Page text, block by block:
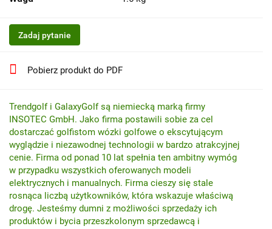
Zadaj pytanie
Pobierz produkt do PDF
Trendgolf i GalaxyGolf są niemiecką marką firmy
INSOTEC GmbH. Jako firma postawili sobie za cel
dostarczać golfistom wózki golfowe o ekscytującym
wyglądzie i niezawodnej technologii w bardzo atrakcyjnej
cenie. Firma od ponad 10 lat spełnia ten ambitny wymóg
w przypadku wszystkich oferowanych modeli
elektrycznych i manualnych. Firma cieszy się stale
rosnąca liczbą użytkowników, która wskazuje właściwą
drogę. Jesteśmy dumni z możliwości sprzedaży ich
produktów i bycia przeszkolonym sprzedawcą i